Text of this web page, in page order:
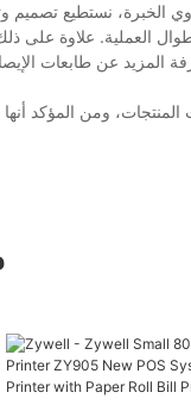
الخبرة، نستطيع تصميم
العملية. علاوة على
عن طابعات